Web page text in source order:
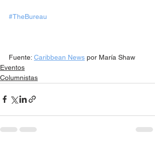
#TheBureau
Fuente: Caribbean News por María Shaw
Eventos
Columnistas